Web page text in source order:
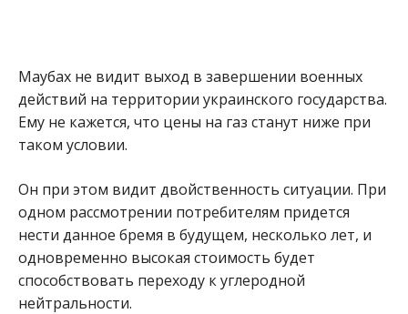
Маубах не видит выход в завершении военных
действий на территории украинского государства.
Ему не кажется, что цены на газ станут ниже при
таком условии.
Он при этом видит двойственность ситуации. При
одном рассмотрении потребителям придется
нести данное бремя в будущем, несколько лет, и
одновременно высокая стоимость будет
способствовать переходу к углеродной
нейтральности.